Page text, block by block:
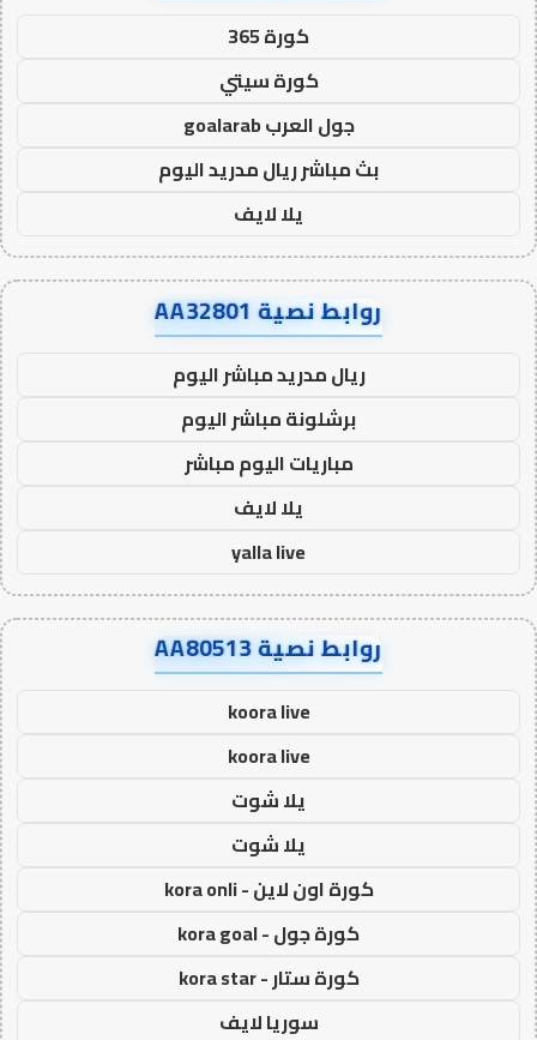
كورة 365
كورة سيتي
جول العرب goalarab
بث مباشر ريال مدريد اليوم
يلا لايف
روابط نصية AA32801
ريال مدريد مباشر اليوم
برشلونة مباشر اليوم
مباريات اليوم مباشر
يلا لايف
yalla live
روابط نصية AA80513
koora live
koora live
يلا شوت
يلا شوت
كورة اون لاين - kora onli
كورة جول - kora goal
كورة ستار - kora star
سوريا لايف